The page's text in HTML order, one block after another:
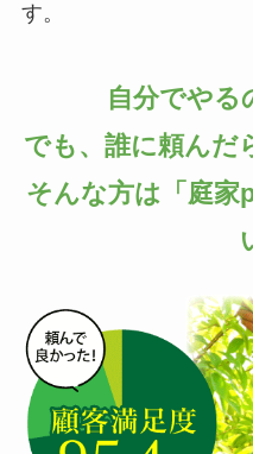
す。
自分でやる
でも、誰に頼んだ
そんな方は「庭家